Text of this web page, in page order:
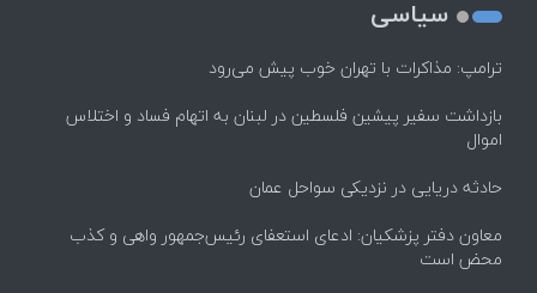
سیاسی
ترامپ: مذاکرات با تهران خوب پیش می‌رود
بازداشت سفیر پیشین فلسطین در لبنان به اتهام فساد و اختلاس
اموال
حادثه دریایی در نزدیکی سواحل عمان
معاون دفتر پزشکیان: ادعای استعفای رئیس‌جمهور واهی و کذب
محض است